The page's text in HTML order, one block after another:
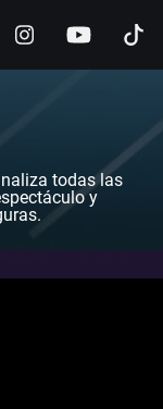
todas las
y